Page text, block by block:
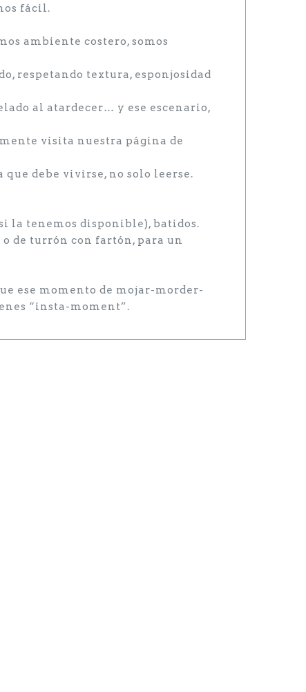
fácil.
ambiente costero, somos
respetando textura, esponjosidad
al atardecer… y ese escenario,
visita nuestra página de
debe vivirse, no solo leerse.
la tenemos disponible), batidos.
de turrón con fartón, para un
ese momento de mojar-morder-
“insta-moment”.